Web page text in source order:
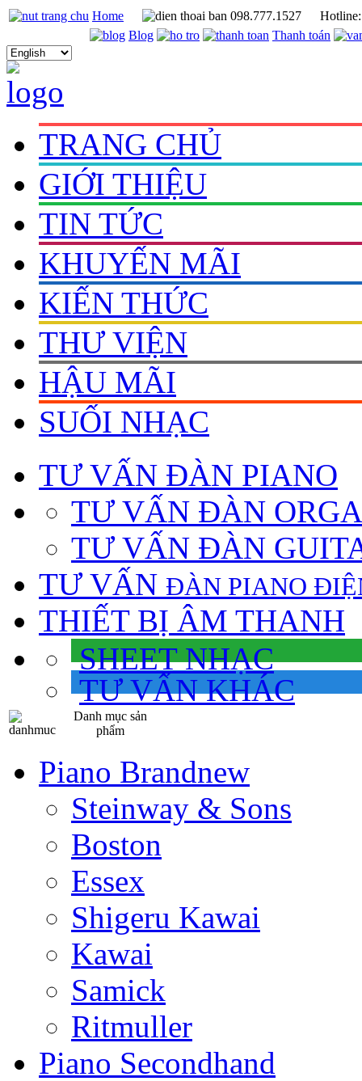
Home 098.777.1527
Blog
Thanh toán
TRANG CHỦ
GIỚI THIỆU
TIN TỨC
KHUYẾN MÃI
KIẾN THỨC
THƯ VIỆN
HẬU MÃI
SUỐI NHẠC
TƯ VẤN ĐÀN PIANO
TƯ VẤN ÐÀN
TƯ VẤN ÐÀN
TƯ VẤN ÐÀN PIANO
THIẾT BỊ ÂM THANH
SHEET NHẠC
TƯ VẤN KHÁC
Danh mục sản
phẩm
Piano Brandnew
Steinway & Sons
Boston
Essex
Shigeru Kawai
Kawai
Samick
Ritmuller
Piano Secondhand